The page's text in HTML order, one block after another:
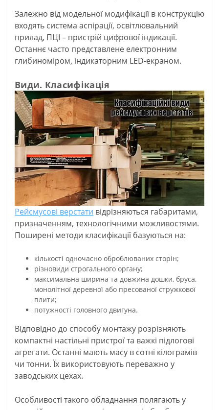
Залежно від модельної модифікації в конструкцію
входять система аспірації, освітлювальний
прилад, ПЦІ – пристрій цифрової індикації.
Останнє часто представлене електронним
глибиноміром, індикаторним LED-екраном.
Види. Класифікація
Рейсмусові верстати відрізняються габаритами,
призначенням, технологічними можливостями.
Поширені методи класифікації базуються на:
кількості одночасно оброблюваних сторін;
різновиди строгального органу;
максимальна ширина та довжина дошки, бруса,
монолітної деревної або пресованої стружкової
плити;
потужності головного двигуна.
Відповідно до способу монтажу розрізняють
компактні настільні пристрої та важкі підлогові
агрегати. Останні мають масу в сотні кілограмів
чи тонни. Їх використовують переважно у
заводських цехах.
Особливості такого обладнання полягають у